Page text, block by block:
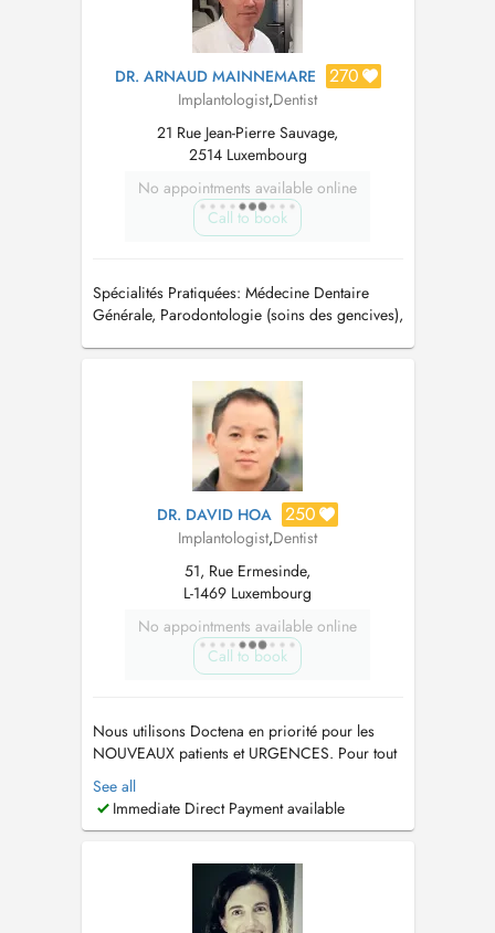
DR. ARNAUD MAINNEMARE 270
Implantologist,Dentist
21 Rue Jean-Pierre Sauvage,
2514 Luxembourg
No appointments available online
Call to book
Spécialités Pratiquées: Médecine Dentaire
Générale, Parodontologie (soins des gencives),
DR. DAVID HOA 250
Implantologist,Dentist
51, Rue Ermesinde,
L-1469 Luxembourg
No appointments available online
Call to book
Nous utilisons Doctena en priorité pour les
NOUVEAUX patients et URGENCES. Pour tout
autre demande il est très fortement
recommandé de nous appeler directement au
225088 ou surdavidhoa@drhoa-dentiste.lu
See all
Immediate Direct Payment available